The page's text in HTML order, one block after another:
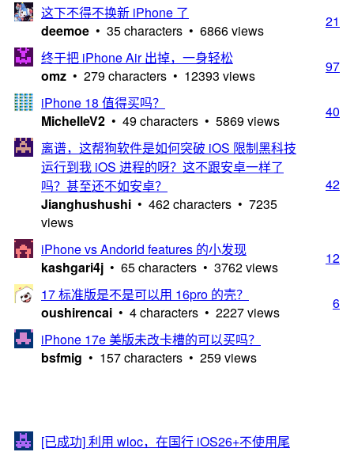
这下不得不换新 iPhone 了
deemoe • 35 characters • 6866 views
21
终于把 iPhone Air 出掉，一身轻松
omz • 279 characters • 12393 views
97
iPhone 18 值得买吗？
MichelleV2 • 49 characters • 5869 views
40
离谱，这帮狗软件是如何突破 iOS 限制黑科技
运行到我 iOS 进程的呀？这不跟安卓一样了
吗？甚至还不如安卓？
Jianghushushi • 462 characters • 7235
views
42
iPhone vs Andorid features 的小发现
kashgari4j • 65 characters • 3762 views
12
17 标准版是不是可以用 16pro 的壳？
oushirencai • 4 characters • 2227 views
6
iPhone 17e 美版未改卡槽的可以买吗？
bsfmig • 157 characters • 259 views
[已成功] 利用 wloc，在国行 iOS26+不使用尾